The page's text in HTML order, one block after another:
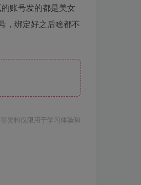
账号发的都是美女
，绑定好之后啥都不
资料仅限用于学习体验和